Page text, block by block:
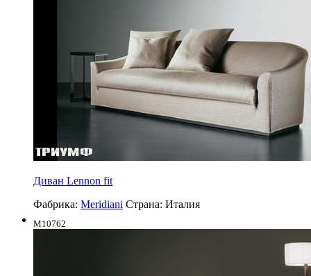
Диван Lennon fit
Фабрика: Meridiani Страна: Италия
M10762